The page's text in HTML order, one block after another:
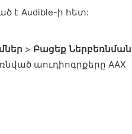
է Audible-ի հետ:
> Բացեք Ներբեռնման
աուդիոգրքերը AAX